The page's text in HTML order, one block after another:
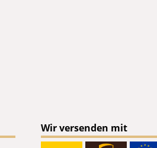
Wir versenden mit